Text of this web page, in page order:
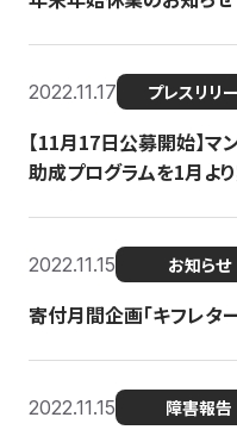
2022.11.17 プレスリリ
【11月17日公募開始】
助成プログラムを1月よ
2022.11.15 お知らせ
寄付月間企画「キフレタ
2022.11.15 障害報告